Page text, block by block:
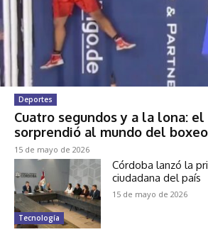
Deportes
Cuatro segundos y a la lona:
sorprendió al mundo del boxeo
15 de mayo de 2026
Tecnología
Córdoba lanzó la
ciudadana del país
15 de mayo de 2026